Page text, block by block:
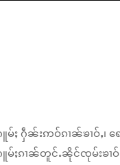
မ်ႈ ႁဵၼ်းဢဝ်ၵၢၼ်ၶၢဝ်ႇ၊
မ်ႈၵၢၼ်တူင်ႉၼိုင်ၸုမ်းၶၢ